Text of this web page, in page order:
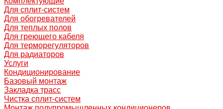
Для сплит-систем
Для обогревателей
Для теплых полов
Для греющего кабеля
Для терморегуляторов
Для радиаторов
Услуги
Кондиционирование
Базовый монтаж
Закладка трасс
Чистка сплит-систем